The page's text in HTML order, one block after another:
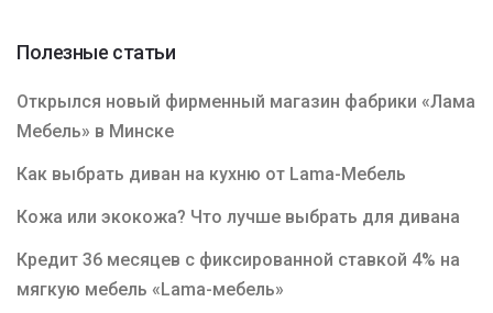
Полезные статьи
Открылся новый фирменный магазин фабрики «Лама
Мебель» в Минске
Как выбрать диван на кухню от Lama-Мебель
Кожа или экокожа? Что лучше выбрать для дивана
Кредит 36 месяцев с фиксированной ставкой 4% на
мягкую мебель «Lama-мебель»